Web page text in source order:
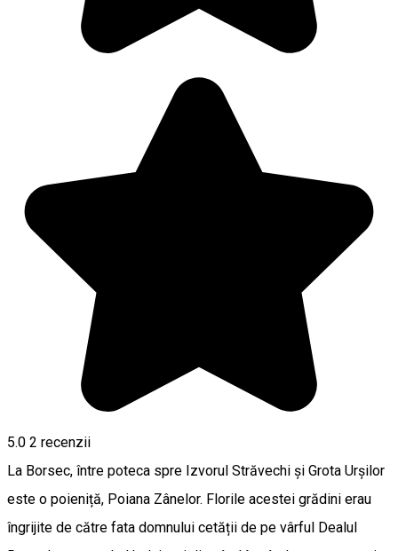
5.0 2 recenzii
La Borsec, între poteca spre Izvorul Străvechi și Grota Urșilor
este o poieniță, Poiana Zânelor. Florile acestei grădini erau
îngrijite de către fata domnului cetății de pe vârful Dealul